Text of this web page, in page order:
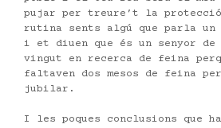
pujar per treure’t la
rutina sents algú que parla un
i et diuen que és un senyor de
vingut en recerca de feina
faltaven dos mesos de feina
jubilar.
I les poques conclusions que